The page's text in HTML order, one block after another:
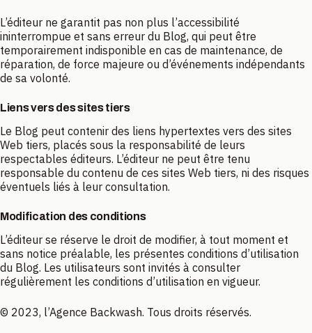
L’éditeur ne garantit pas non plus l’accessibilité
ininterrompue et sans erreur du Blog, qui peut être
temporairement indisponible en cas de maintenance, de
réparation, de force majeure ou d’événements indépendants
de sa volonté.
Liens vers des sites tiers
Le Blog peut contenir des liens hypertextes vers des sites
Web tiers, placés sous la responsabilité de leurs
respectables éditeurs. L’éditeur ne peut être tenu
responsable du contenu de ces sites Web tiers, ni des risques
éventuels liés à leur consultation.
Modification des conditions
L’éditeur se réserve le droit de modifier, à tout moment et
sans notice préalable, les présentes conditions d’utilisation
du Blog. Les utilisateurs sont invités à consulter
régulièrement les conditions d’utilisation en vigueur.
© 2023, l’Agence Backwash. Tous droits réservés.